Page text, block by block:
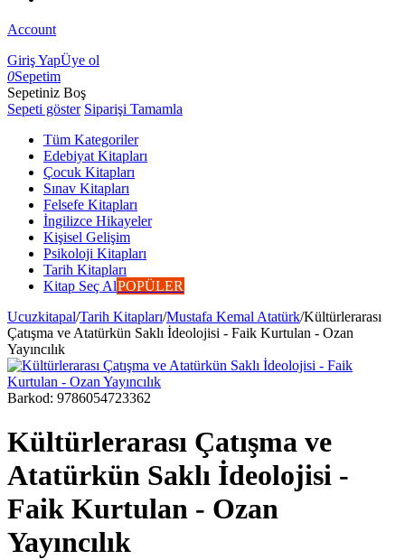
Account
Giriş YapÜye ol
0Sepetim
Sepetiniz Boş
Sepeti göster Siparişi Tamamla
Tüm Kategoriler
Edebiyat Kitapları
Çocuk Kitapları
Sınav Kitapları
Felsefe Kitapları
İngilizce Hikayeler
Kişisel Gelişim
Psikoloji Kitapları
Tarih Kitapları
Kitap Seç AlPOPÜLER
Ucuzkitapal/Tarih Kitapları/Mustafa Kemal Atatürk/Kültürlerarası
Çatışma ve Atatürkün Saklı İdeolojisi - Faik Kurtulan - Ozan
Yayıncılık
Barkod: 9786054723362
Kültürlerarası Çatışma ve
Atatürkün Saklı İdeolojisi -
Faik Kurtulan - Ozan
Yayıncılık